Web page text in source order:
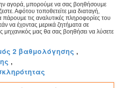
αγορά, μπορούμε να σας βοηθήσουμε
Αφότου τοποθετείτε μια διαταγή,
τις αναλυτικές πληροφορίες του
να έχοντας μερικά ζητήματα σε
μηχανικός μας θα σας βοηθήσει να λύσετε
2 βαθμολόγησης ,
,